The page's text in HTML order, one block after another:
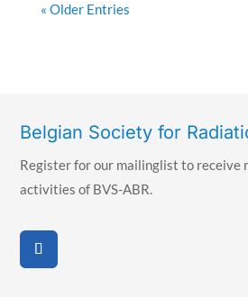
« Older Entries
Belgian Society for
Register for our mailinglist to receive
activities of BVS-ABR.